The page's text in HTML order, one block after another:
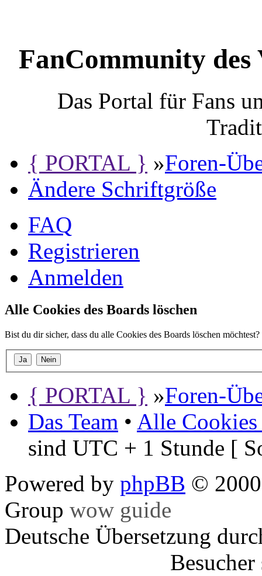
FanCommunity des
Das Portal für Fans
{ PORTAL } »Foren-
Ändere Schriftgröße
FAQ
Registrieren
Anmelden
Alle Cookies des Boards löschen
Bist du dir sicher, dass du alle Cookies des Boards löschen möchtest?
{ PORTAL } »Foren-
Das Team • Alle Cookies
sind UTC + 1 Stunde [
Powered by phpBB ©
Group wow guide
Deutsche Übersetzung